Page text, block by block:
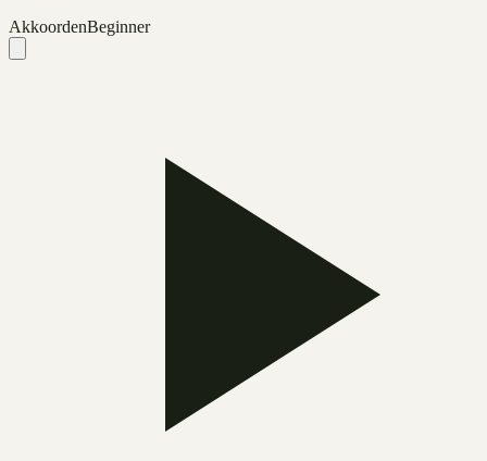
AkkoordenBeginner